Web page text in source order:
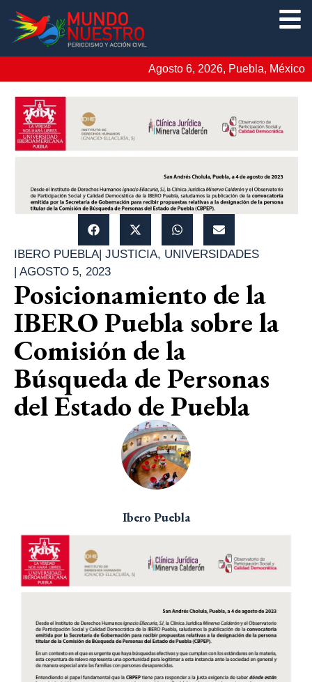
Agosto 6, 2026, Puebla, México
IBERO PUEBLA| JUSTICIA, UNIVERSIDADES
| AGOSTO 5, 2023
Posicionamiento de la
IBERO Puebla sobre la
Comisión de la
Búsqueda de Personas
del Estado de Puebla
Ibero Puebla